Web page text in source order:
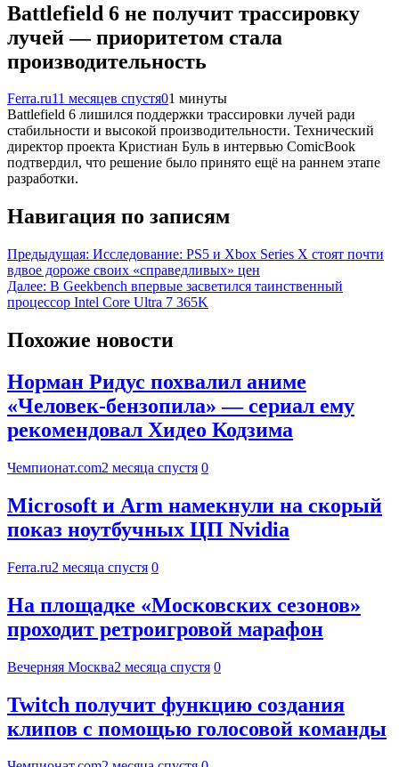
Battlefield 6 не получит трассировку
лучей — приоритетом стала
производительность
Ferra.ru11 месяцев спустя01 минуты
Battlefield 6 лишился поддержки трассировки лучей ради
стабильности и высокой производительности. Технический
директор проекта Кристиан Буль в интервью ComicBook
подтвердил, что решение было принято ещё на раннем этапе
разработки.
Навигация по записям
Предыдущая: Исследование: PS5 и Xbox Series X стоят почти
вдвое дороже своих «справедливых» цен
Далее: В Geekbench впервые засветился таинственный
процессор Intel Core Ultra 7 365K
Похожие новости
Норман Ридус похвалил аниме
«Человек-бензопила» — сериал ему
рекомендовал Хидео Кодзима
Чемпионат.com2 месяца спустя 0
Microsoft и Arm намекнули на скорый
показ ноутбучных ЦП Nvidia
Ferra.ru2 месяца спустя 0
На площадке «Московских сезонов»
проходит ретроигровой марафон
Вечерняя Москва2 месяца спустя 0
Twitch получит функцию создания
клипов с помощью голосовой команды